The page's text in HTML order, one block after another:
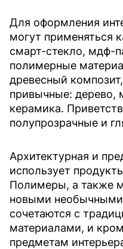
Для оформления
могут применяться
смарт-стекло, мдф-
полимерные
древесный
привычные: дерево,
керамика.
полупрозрачные и
Архитектурная и
использует
Полимеры, а также
новыми
сочетаются с
материалами, и
предметам